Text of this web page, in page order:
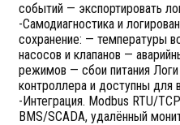
событий — экспортировать
-Самодиагностика и
сохранение: — температуры
насосов и клапанов —
режимов — сбои питания Логи
контроллера и доступны для
-Интеграция. Modbus RTU/
BMS/SCADA, удалённый